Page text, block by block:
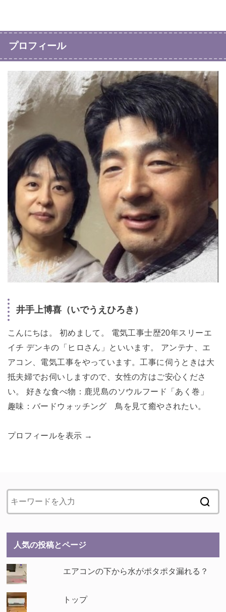
プロフィール
井手上博喜（いでうえひろき）
こんにちは。 初めまして。 電気工事士歴20年スリーエ
イチ デンキの「ヒロさん」といいます。 アンテナ、エ
アコン、電気工事をやっています。工事に伺うときは大
抵夫婦でお伺いしますので、女性の方はご安心くださ
い。 好きな食べ物：鹿児島のソウルフード「あく巻」
趣味：バードウォッチング 鳥を見て癒やされたい。
プロフィールを表示 →
人気の投稿とページ
エアコンの下から水がポタポタ漏れる？
トップ